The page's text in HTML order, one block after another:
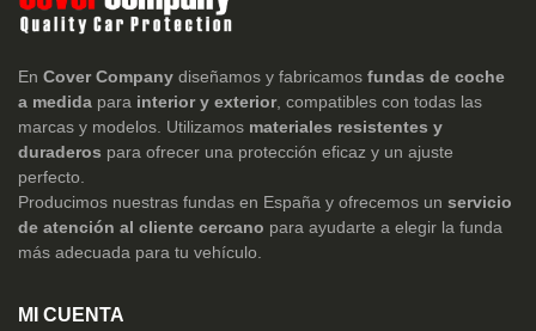
En Cover Company diseñamos y fabricamos fundas de coche
a medida para interior y exterior, compatibles con todas las
marcas y modelos. Utilizamos materiales resistentes y
duraderos para ofrecer una protección eficaz y un ajuste
perfecto.
Producimos nuestras fundas en España y ofrecemos un servicio
de atención al cliente cercano para ayudarte a elegir la funda
más adecuada para tu vehículo.
MI CUENTA